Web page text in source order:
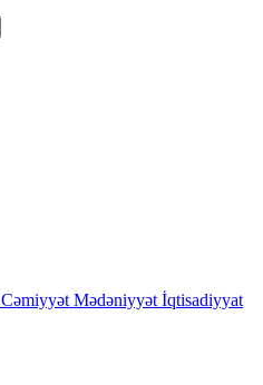
Cəmiyyət Mədəniyyət İqtisadiyyat